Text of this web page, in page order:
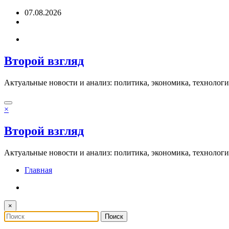
Перейти07.08.2026
Второй взгляд
Актуальные новости и анализ: политика, экономика,
×
Второй взгляд
Актуальные новости и анализ: политика, экономика,
Главная
×